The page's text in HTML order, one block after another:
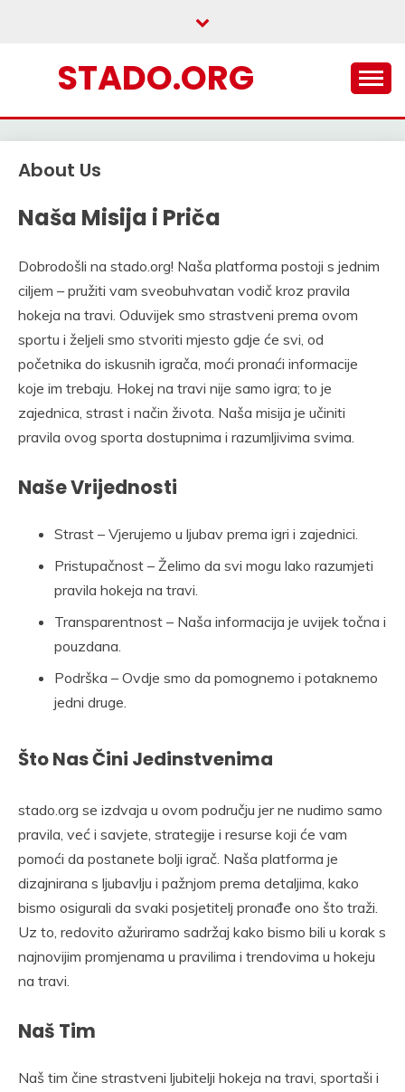
STADO.ORG
About Us
Naša Misija i Priča
Dobrodošli na stado.org! Naša platforma postoji s jednim
ciljem – pružiti vam sveobuhvatan vodič kroz pravila
hokeja na travi. Oduvijek smo strastveni prema ovom
sportu i željeli smo stvoriti mjesto gdje će svi, od
početnika do iskusnih igrača, moći pronaći informacije
koje im trebaju. Hokej na travi nije samo igra; to je
zajednica, strast i način života. Naša misija je učiniti
pravila ovog sporta dostupnima i razumljivima svima.
Naše Vrijednosti
Strast – Vjerujemo u ljubav prema igri i zajednici.
Pristupačnost – Želimo da svi mogu lako razumjeti
pravila hokeja na travi.
Transparentnost – Naša informacija je uvijek točna i
pouzdana.
Podrška – Ovdje smo da pomognemo i potaknemo
jedni druge.
Što Nas Čini Jedinstvenima
stado.org se izdvaja u ovom području jer ne nudimo samo
pravila, već i savjete, strategije i resurse koji će vam
pomoći da postanete bolji igrač. Naša platforma je
dizajnirana s ljubavlju i pažnjom prema detaljima, kako
bismo osigurali da svaki posjetitelj pronađe ono što traži.
Uz to, redovito ažuriramo sadržaj kako bismo bili u korak s
najnovijim promjenama u pravilima i trendovima u hokeju
na travi.
Naš Tim
Naš tim čine strastveni ljubitelji hokeja na travi, sportaši i